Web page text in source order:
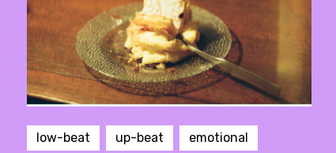
low-beat up-beat emotional